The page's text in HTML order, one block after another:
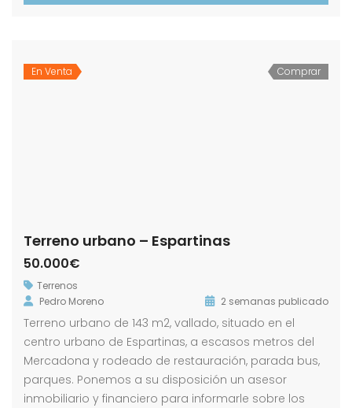
En Venta Comprar
Terreno urbano – Espartinas
50.000€
Terrenos
Pedro Moreno
2 semanas publicado
Terreno urbano de 143 m2, vallado, situado en el
centro urbano de Espartinas, a escasos metros del
Mercadona y rodeado de restauración, parada bus,
parques. Ponemos a su disposición un asesor
inmobiliario y financiero para informarle sobre los